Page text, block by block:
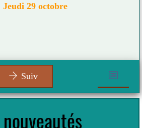
Jeudi 29 octobre
Suiv